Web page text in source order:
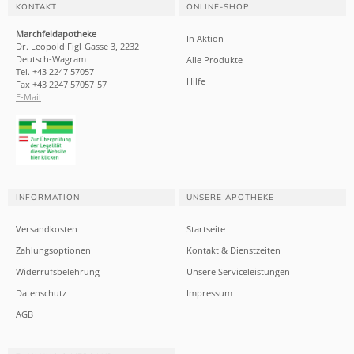
KONTAKT
Marchfeldapotheke
Dr. Leopold Figl-Gasse 3, 2232
Deutsch-Wagram
Tel. +43 2247 57057
Fax +43 2247 57057-57
E-Mail
ONLINE-SHOP
In Aktion
Alle Produkte
Hilfe
INFORMATION
Versandkosten
Zahlungsoptionen
Widerrufsbelehrung
Datenschutz
AGB
UNSERE APOTHEKE
Startseite
Kontakt & Dienstzeiten
Unsere Serviceleistungen
Impressum